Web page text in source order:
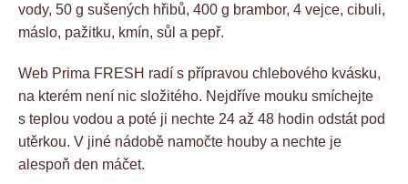
vody, 50 g sušených hřibů, 400 g brambor, 4 vejce, cibuli,
máslo, pažitku, kmín, sůl a pepř.
Web Prima FRESH radí s přípravou chlebového kvásku,
na kterém není nic složitého. Nejdříve mouku smíchejte
s teplou vodou a poté ji nechte 24 až 48 hodin odstát pod
utěrkou. V jiné nádobě namočte houby a nechte je
alespoň den máčet.